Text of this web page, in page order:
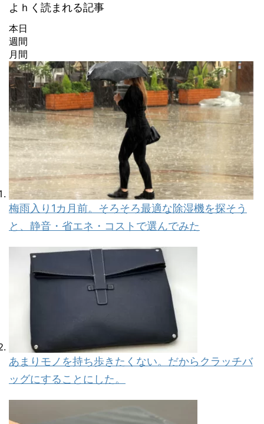
よｈく読まれる記事
本日
週間
月間
梅雨入り1カ月前。そろそろ最適な除湿機を探そう
と、静音・省エネ・コストで選んでみた
あまりモノを持ち歩きたくない。だからクラッチバ
ッグにすることにした。